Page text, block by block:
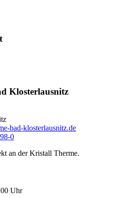
im
die
Klosterlausnitz
bad-klosterlausnitz.de
0
an der Kristall Therme.
Uhr